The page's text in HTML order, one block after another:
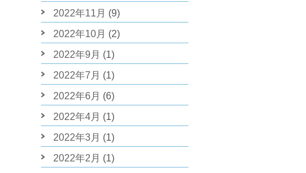
2022年11月 (9)
2022年10月 (2)
2022年9月 (1)
2022年7月 (1)
2022年6月 (6)
2022年4月 (1)
2022年3月 (1)
2022年2月 (1)